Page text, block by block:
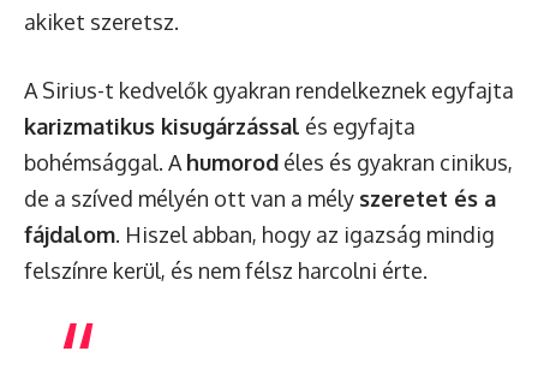
akiket szeretsz.
A Sirius-t kedvelők gyakran rendelkeznek egyfajta
karizmatikus kisugárzással és egyfajta
bohémsággal. A humorod éles és gyakran cinikus,
de a szíved mélyén ott van a mély szeretet és a
fájdalom. Hiszel abban, hogy az igazság mindig
felszínre kerül, és nem félsz harcolni érte.